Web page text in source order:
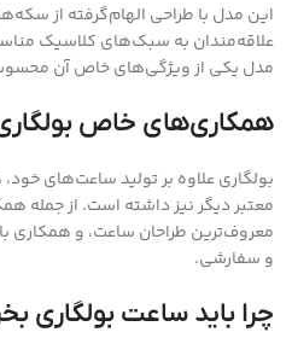
این مدل با طراحی الهام‌گرفته از
علاقه‌مندان به سبک‌های کلاسیک
مدل یکی از ویژگی‌های خاص آن
همکاری‌های خاص
بولگاری علاوه بر تولید ساعت‌های
معتبر دیگر نیز داشته است. از جمله
معروف‌ترین طراحان ساعت، و همکاری
و سفارشی.
چرا باید ساعت بولگاری